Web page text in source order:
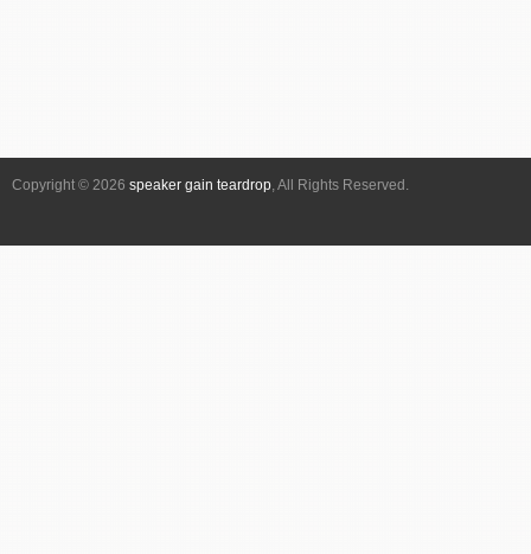
Copyright © 2026 speaker gain teardrop, All Rights Reserved.